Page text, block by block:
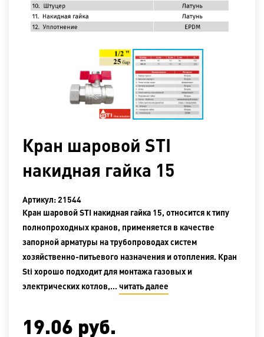
Кран шаровой STI
накидная гайка 15
Артикул: 21544
Кран шаровой STI накидная гайка 15, относится к типу
полнопроходных кранов, применяется в качестве
запорной арматуры на трубопроводах систем
хозяйственно-питьевого назначения и отопления. Кран
Sti хорошо подходит для монтажа газовых и
электрических котлов,… читать далее
19.06 руб.